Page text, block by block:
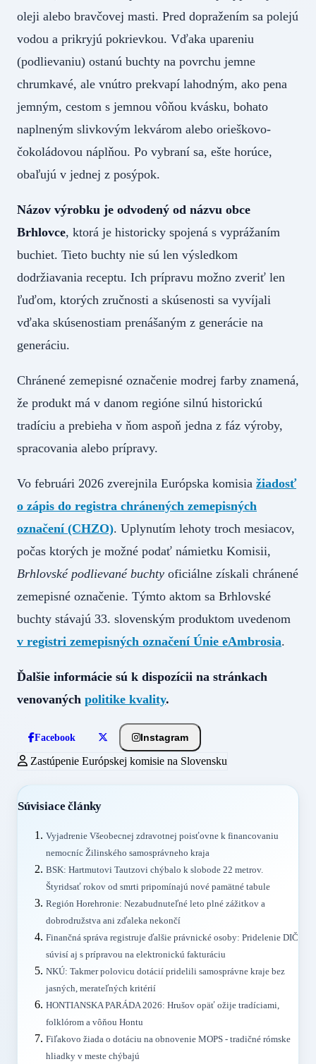
oleji alebo bravčovej masti. Pred dopražením sa polejú
vodou a prikryjú pokrievkou. Vďaka upareniu
(podlievaniu) ostanú buchty na povrchu jemne
chrumkavé, ale vnútro prekvapí lahodným, ako pena
jemným, cestom s jemnou vôňou kvásku, bohato
naplneným slivkovým lekvárom alebo orieškovo-
čokoládovou náplňou. Po vybraní sa, ešte horúce,
obaľujú v jednej z posýpok.
Názov výrobku je odvodený od názvu obce
Brhlovce, ktorá je historicky spojená s vyprážaním
buchiet. Tieto buchty nie sú len výsledkom
dodržiavania receptu. Ich prípravu možno zveriť len
ľuďom, ktorých zručnosti a skúsenosti sa vyvíjali
vďaka skúsenostiam prenášaným z generácie na
generáciu.
Chránené zemepisné označenie modrej farby znamená,
že produkt má v danom regióne silnú historickú
tradíciu a prebieha v ňom aspoň jedna z fáz výroby,
spracovania alebo prípravy.
Vo februári 2026 zverejnila Európska komisia žiadosť
o zápis do registra chránených zemepisných
označení (CHZO). Uplynutím lehoty troch mesiacov,
počas ktorých je možné podať námietku Komisii,
Brhlovské podlievané buchty oficiálne získali chránené
zemepisné označenie. Týmto aktom sa Brhlovské
buchty stávajú 33. slovenským produktom uvedenom
v registri zemepisných označení Únie eAmbrosia.
Ďalšie informácie sú k dispozícii na stránkach
venovaných politike kvality.
Facebook Instagram
Zastúpenie Európskej komisie na Slovensku
Súvisiace články
Vyjadrenie Všeobecnej zdravotnej poisťovne k financovaniu
nemocníc Žilinského samosprávneho kraja
BSK: Hartmutovi Tautzovi chýbalo k slobode 22 metrov.
Štyridsať rokov od smrti pripomínajú nové pamätné tabule
Región Horehronie: Nezabudnuteľné leto plné zážitkov a
dobrodružstva ani zďaleka nekončí
Finančná správa registruje ďalšie právnické osoby: Pridelenie DIČ
súvisí aj s prípravou na elektronickú fakturáciu
NKÚ: Takmer polovicu dotácií pridelili samosprávne kraje bez
jasných, merateľných kritérií
HONTIANSKA PARÁDA 2026: Hrušov opäť ožije tradíciami,
folklórom a vôňou Hontu
Fiľakovo žiada o dotáciu na obnovenie MOPS - tradičné rómske
hliadky v meste chýbajú